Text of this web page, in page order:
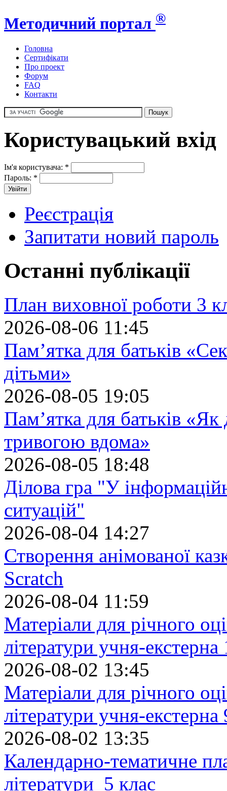
Методичний портал ®
Головна
Сертифікати
Про проект
Форум
FAQ
Контакти
Користувацький вхід
Ім'я користувача: *
Пароль: *
Реєстрація
Запитати новий пароль
Останні публікації
План виховної роботи 3
2026-08-06 11:45
Пам’ятка для батьків
дітьми»
2026-08-05 19:05
Пам’ятка для батьків
тривогою вдома»
2026-08-05 18:48
Ділова гра "У
ситуацій"
2026-08-04 14:27
Створення анімованої
Scratch
2026-08-04 11:59
Матеріали для річного
літератури учня-екстерна
2026-08-02 13:45
Матеріали для річного
літератури учня-екстерна
2026-08-02 13:35
Календарно-тематичне
літератури 5 клас